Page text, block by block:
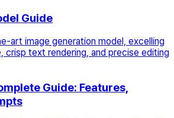
Guide
art image generation model, excelling
crisp text rendering, and precise editing
Guide: Features,